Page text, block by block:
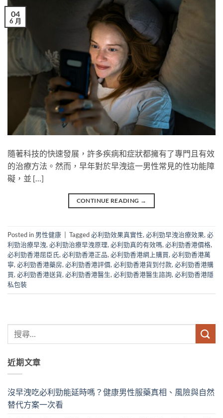
04
6 月
隨著科技的快速發展，許多疾病和症狀都擁有了專門且有效
的治療方法。然而，早年對於早洩這一男性常見的性功能障
礙，並 […]
CONTINUE READING →
Posted in 男性健康 Tagged必利勁效果真實性, 必利勁早洩治療效果, 必
利勁治療早洩, 必利勁治療早洩原理, 必利勁真的有效嗎, 必利勁香港價格,
必利勁香港屈臣氏, 必利勁香港正品, 必利勁香港網上購買, 必利勁香港萬
寧, 必利勁香港藥房, 必利勁香港評價, 必利勁香港貨到付款, 必利勁香港購
買, 必利勁香港送貨, 必利勁香港醫生, 必利勁香港醫生諮詢, 必利勁香港隱
私包裝
近期文章
沒早洩吃必利勁能延時嗎？健康男性服藥真相、風險與自然
替代方案一次看